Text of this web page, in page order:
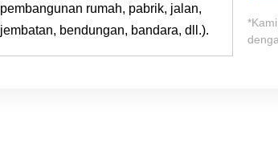
pembangunan rumah, pabrik, jalan,
jembatan, bendungan, bandara, dll.).